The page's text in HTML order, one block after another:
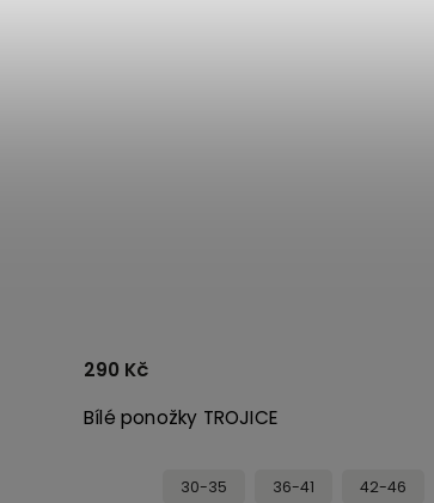
Bílé ponožky TROJICE
290 Kč
30-35 36-41 42-46